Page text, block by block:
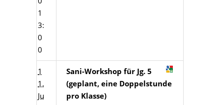
1
3:
0
0
1
1.
Ju
Sani-Workshop für Jg. 5
(geplant, eine Doppelstunde
pro Klasse)